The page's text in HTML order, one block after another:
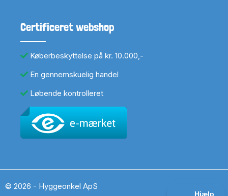
Certificeret webshop
Køberbeskyttelse på kr. 10.000,-
En gennemskuelig handel
Løbende kontrolleret
© 2026 - Hyggeonkel ApS